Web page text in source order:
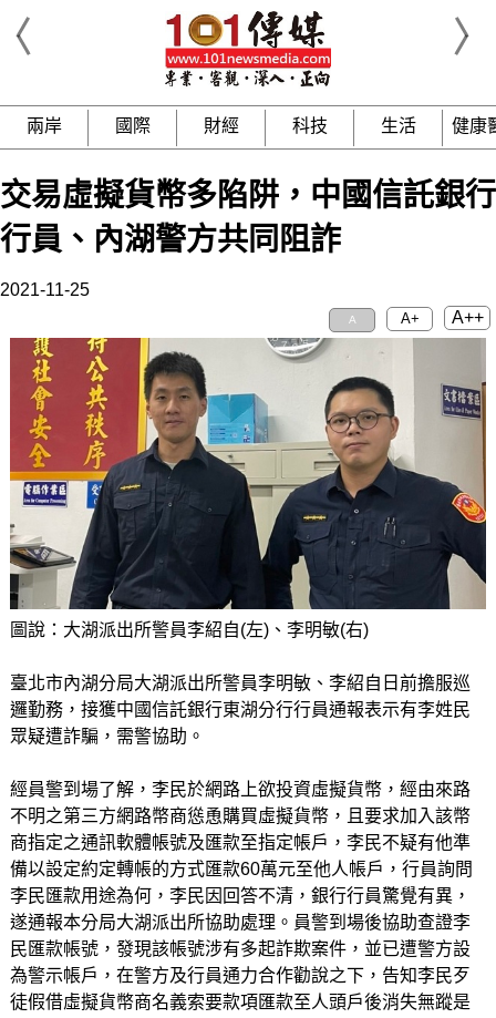
兩岸 國際 財經 科技 生活 健康
交易虛擬貨幣多陷阱，中國信託銀行
行員、內湖警方共同阻詐
2021-11-25
A A+ A++
圖說：大湖派出所警員李紹自(左)、李明敏(右)
臺北市內湖分局大湖派出所警員李明敏、李紹自日前擔服巡
邏勤務，接獲中國信託銀行東湖分行行員通報表示有李姓民
眾疑遭詐騙，需警協助。
經員警到場了解，李民於網路上欲投資虛擬貨幣，經由來路
不明之第三方網路幣商慫恿購買虛擬貨幣，且要求加入該幣
商指定之通訊軟體帳號及匯款至指定帳戶，李民不疑有他準
備以設定約定轉帳的方式匯款60萬元至他人帳戶，行員詢問
李民匯款用途為何，李民因回答不清，銀行行員驚覺有異，
遂通報本分局大湖派出所協助處理。員警到場後協助查證李
民匯款帳號，發現該帳號涉有多起詐欺案件，並已遭警方設
為警示帳戶，在警方及行員通力合作勸說之下，告知李民歹
徒假借虛擬貨幣商名義索要款項匯款至人頭戶後消失無蹤是